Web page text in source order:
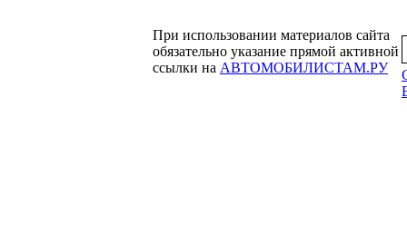
При использовании материалов сайта
обязательно указание прямой активной
ссылки на АВТОМОБИЛИСТАМ.РУ